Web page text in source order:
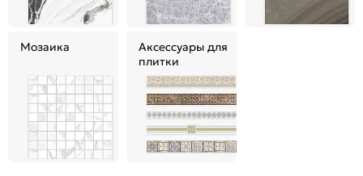
Мозаика
Аксессуары для
плитки